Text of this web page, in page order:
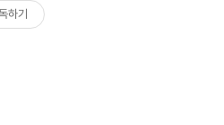
하기